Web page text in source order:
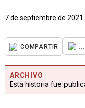
7 de septiembre de 2021
COMPARTIR ...
ARCHIVO
Esta historia fue